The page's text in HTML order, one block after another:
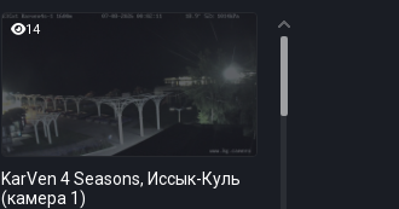
14
KarVen 4 Seasons, Иссык-Куль
(камера 1)